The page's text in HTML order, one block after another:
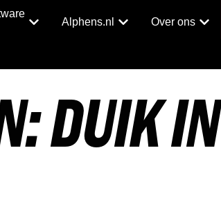
Alphens.nl Over ons
:DUIKIN